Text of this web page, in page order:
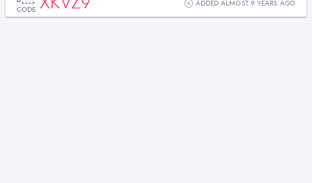
CODE
ADDED ALMOST 9 YEARS AGO